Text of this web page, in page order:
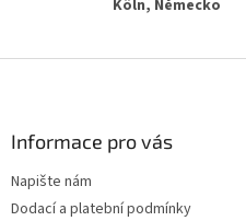
Köln, Německo
Informace pro vás
Napište nám
Dodací a platební podmínky